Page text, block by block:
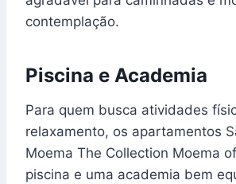
contemplação.
Piscina e Academia
Para quem busca atividades
relaxamento, os apartamentos
Moema The Collection Moema
piscina e uma academia bem